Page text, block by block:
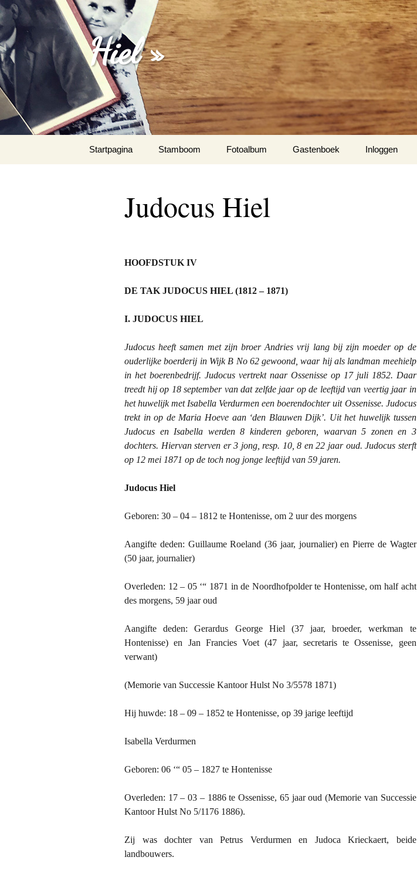
Hiel »
naar
Startpagina Stamboom Fotoalbum
Fotoalbum 1
Hiel in Walschbronn
Hofstede Spitsbroeck
Klein Brabant
Land van Hulst
Land van Waes
Dirk Hiel
Familiewapens
Gastenboek
Inloggen
Judocus Hiel
HOOFDSTUK IV
DE TAK JUDOCUS HIEL (1812 – 1871)
I. JUDOCUS HIEL
Judocus heeft samen met zijn broer Andries vrij lang bij zijn moeder op de
ouderlijke boerderij in Wijk B No 62 gewoond, waar hij als landman meehielp
in het boerenbedrijf. Judocus vertrekt naar Ossenisse op 17 juli 1852. Daar
treedt hij op 18 september van dat zelfde jaar op de leeftijd van veertig jaar in
het huwelijk met Isabella Verdurmen een boerendochter uit Ossenisse. Judocus
trekt in op de Maria Hoeve aan ‘den Blauwen Dijk’. Uit het huwelijk tussen
Judocus en Isabella werden 8 kinderen geboren, waarvan 5 zonen en 3
dochters. Hiervan sterven er 3 jong, resp. 10, 8 en 22 jaar oud. Judocus sterft
op 12 mei 1871 op de toch nog jonge leeftijd van 59 jaren.
Judocus Hiel
Geboren: 30 – 04 – 1812 te Hontenisse, om 2 uur des morgens
Aangifte deden: Guillaume Roeland (36 jaar, journalier) en Pierre de Wagter
(50 jaar, journalier)
Overleden: 12 – 05 ‘“ 1871 in de Noordhofpolder te Hontenisse, om half acht
des morgens, 59 jaar oud
Aangifte deden: Gerardus George Hiel (37 jaar, broeder, werkman te
Hontenisse) en Jan Francies Voet (47 jaar, secretaris te Ossenisse, geen
verwant)
(Memorie van Successie Kantoor Hulst No 3/5578 1871)
Hij huwde: 18 – 09 – 1852 te Hontenisse, op 39 jarige leeftijd
Isabella Verdurmen
Geboren: 06 ‘“ 05 – 1827 te Hontenisse
Overleden: 17 – 03 – 1886 te Ossenisse, 65 jaar oud (Memorie van Successie
Kantoor Hulst No 5/1176 1886).
Zij was dochter van Petrus Verdurmen en Judoca Krieckaert, beide
landbouwers.